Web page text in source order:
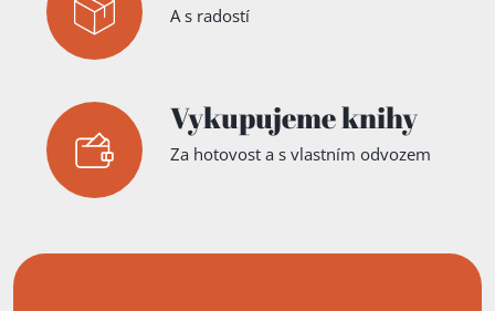
A s radostí
Vykupujeme knihy
Za hotovost a s vlastním odvozem